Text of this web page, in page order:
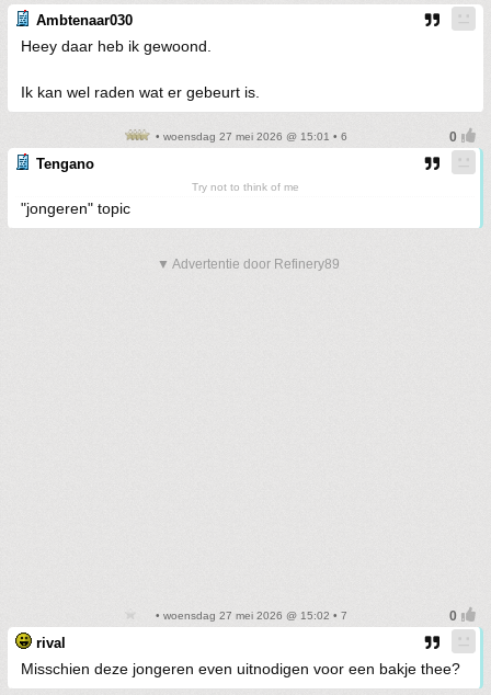
Ambtenaar030
Heey daar heb ik gewoond.
Ik kan wel raden wat er gebeurt is.
• woensdag 27 mei 2026 @ 15:01 • 6
Tengano
Try not to think of me
"jongeren" topic
▼ Advertentie door Refinery89
• woensdag 27 mei 2026 @ 15:02 • 7
rival
Misschien deze jongeren even uitnodigen voor een bakje thee?